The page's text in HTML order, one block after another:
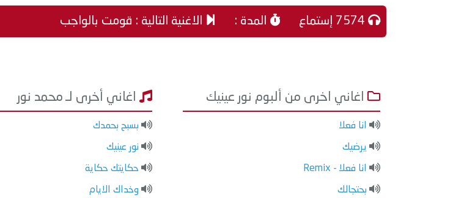
المدة : الاغنية التالية : قومت بالواجب
اغاني اخرى من ألبوم نور عينيك
انا فعلا
يرضيك
انا فعلا - Remix
بحتجالك
اغاني أخرى لـ محمد نور
بسبح بحمدك
نور عينيك
حكايتك حكاية
وخداك الايام